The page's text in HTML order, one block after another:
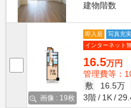
建物階数
画像 : 19枚
即入居 写真充実
インターネット
16.5万円
管理費等：
敷
16.5万
3階
1K